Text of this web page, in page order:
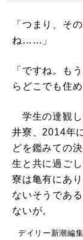
「つまり、そ
ね……」
「ですね。も
らどこでも住め
学生の達観し
井寮、2014年
どを鑑みての
生と共に過ご
寮は亀有にあ
ないそうであ
ないが。
デイリー新潮編